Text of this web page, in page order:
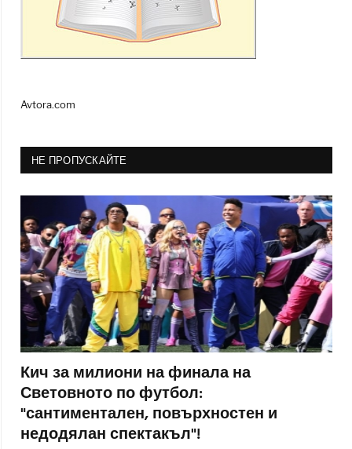
Avtora.com
НЕ ПРОПУСКАЙТЕ
Кич за милиони на финала на
Световното по футбол:
"сантиментален, повърхностен и
недодялан спектакъл"!